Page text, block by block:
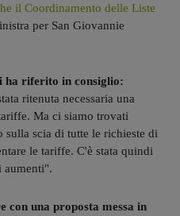
il Coordinamento delle Liste
per San Giovannie
ha riferito in consiglio:
ritenuta necessaria una
Ma ci siamo trovati
sulla scia di tutte le richieste di
le tariffe. C'è stata quindi
aumenti".
con una proposta messa in